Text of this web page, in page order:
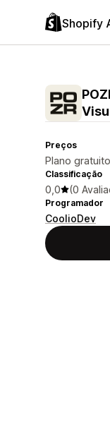
Shopify
Preços
Plano
Classificação
0,0 (0
Programador
CoolioDev